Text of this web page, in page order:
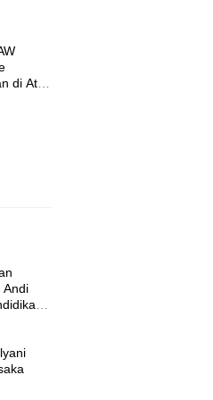
PAW
di Atas
Andi